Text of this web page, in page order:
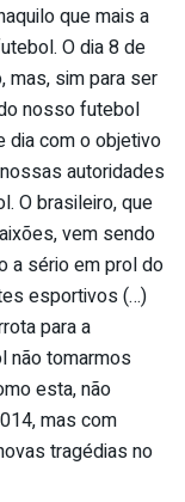
que mais a
O dia 8 de
mas, sim para ser
nosso futebol
dia com o objetivo
autoridades
O brasileiro, que
vem sendo
a sério em prol do
esportivos (…)
para a
não tomarmos
esta, não
mas com
tragédias no